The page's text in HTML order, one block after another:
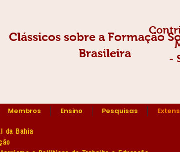
Clássicos sobre a Formação
Brasileira
-
Membros Ensino Pesquisas
da Bahia